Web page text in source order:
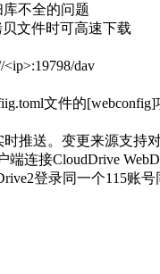
库不全的问题
文件时可高速下载
dav
文件的
推送。变更来源支
连接CloudDrive
登录同一个115账号